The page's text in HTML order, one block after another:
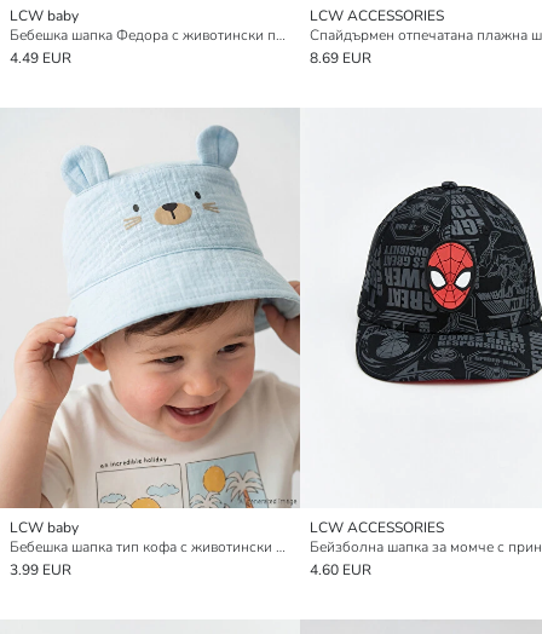
LCW baby
Бебешка шапка Федора с животински принт за момчета
4.49 EUR
LCW ACCESSORIES
8.69 EUR
LCW baby
Бебешка шапка тип кофа с животински фигури за момчета
3.99 EUR
LCW ACCESSORIES
4.60 EUR